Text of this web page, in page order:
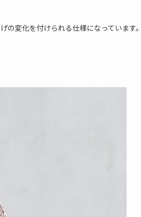
変化を付けられる仕様になっています。